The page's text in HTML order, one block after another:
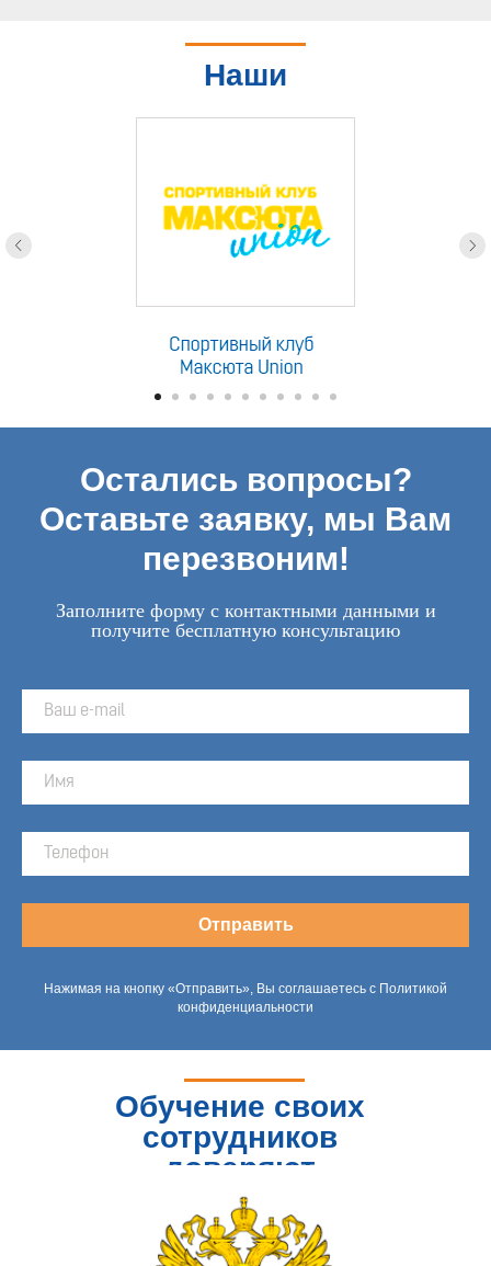
Наши
Остались вопросы?
Оставьте заявку, мы Вам
перезвоним!
Заполните форму с контактными данными и
получите бесплатную консультацию
Отправить
Нажимая на кнопку «Отправить», Вы соглашаетесь с Политикой
конфиденциальности
Обучение своих
сотрудников
доверяют